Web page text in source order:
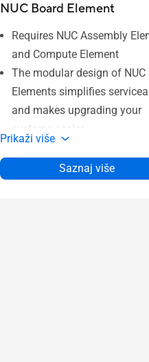
NUC Board Element
Requires NUC Assembly
and Compute Element
The modular design of NUC
Elements simplifies
and makes upgrading your
systems easier.
deployments
Prikaži više
Saznaj više